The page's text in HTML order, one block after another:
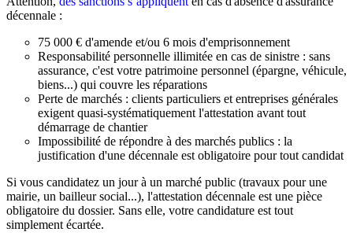
décennale :
75 000 € d'amende et/ou 6 mois d'emprisonnement
Responsabilité personnelle illimitée en cas de sinistre : sans
assurance, c'est votre patrimoine personnel (épargne, véhicule,
biens...) qui couvre les réparations
Perte de marchés : clients particuliers et entreprises générales
exigent quasi-systématiquement l'attestation avant tout
démarrage de chantier
Impossibilité de répondre à des marchés publics : la
justification d'une décennale est obligatoire pour tout candidat
Si vous candidatez un jour à un marché public (travaux pour une
mairie, un bailleur social...), l'attestation décennale est une pièce
obligatoire du dossier. Sans elle, votre candidature est tout
simplement écartée.